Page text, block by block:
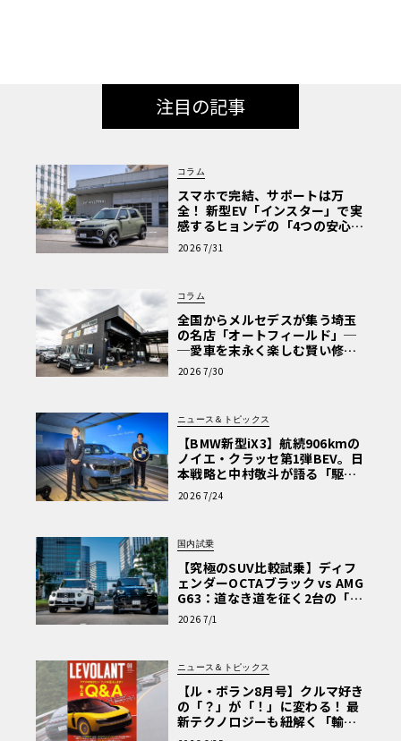
注目の記事
コラム
スマホで完結、サポートは万
全！ 新型EV「インスター」で実
感するヒョンデの「4つの安心」
【第1回・ヒョンデ6つの疑問：
Why? Hyundai?】〈PR〉
2026 7/31
コラム
全国からメルセデスが集う埼玉
の名店「オートフィールド」─
─愛車を末永く楽しむ賢い修理
術と、プロがフックス製オイル
を選ぶ理由〈PR〉
2026 7/30
ニュース＆トピックス
【BMW新型iX3】航続906kmの
ノイエ・クラッセ第1弾BEV。日
本戦略と中村敬斗が語る「駆け
ぬける歓び」
2026 7/24
国内試乗
【究極のSUV比較試乗】ディフ
ェンダーOCTAブラック vs AMG
G63：道なき道を征く2台の「対
極的アプローチ」
2026 7/1
ニュース＆トピックス
【ル・ボラン8月号】クルマ好き
の「？」が「！」に変わる！ 最
新テクノロジーも紐解く「輸入
車Q&A」